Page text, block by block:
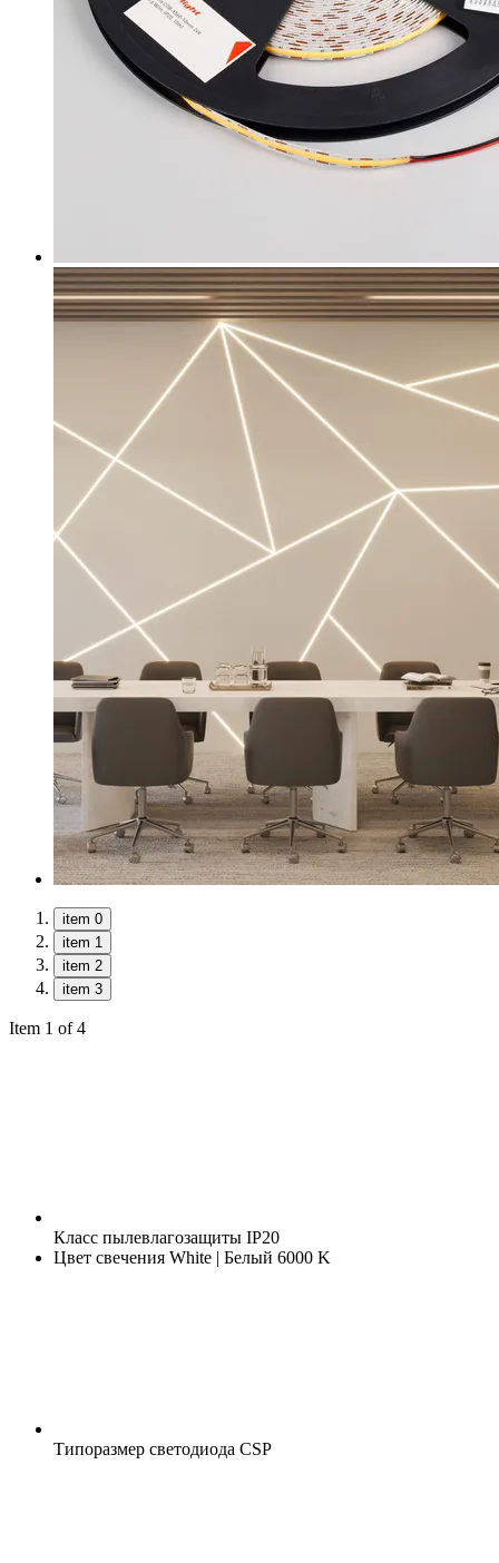
item 0
item 1
item 2
item 3
Item 1 of 4
Класс пылевлагозащиты IP20
Цвет свечения White | Белый 6000 K
Типоразмер светодиода CSP